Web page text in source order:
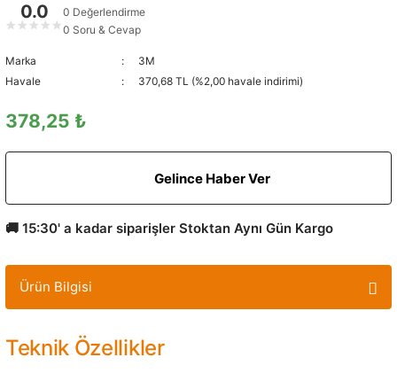
0.0
★ ★ ★ ★ ★
0 Değerlendirme
0 Soru & Cevap
Marka
3M
Havale
370,68 TL (%2,00 havale indirimi)
378,25 ₺
Gelince Haber Ver
🚚 15:30' a kadar siparişler Stoktan Aynı Gün Kargo
Ürün Bilgisi
Teknik Özellikler